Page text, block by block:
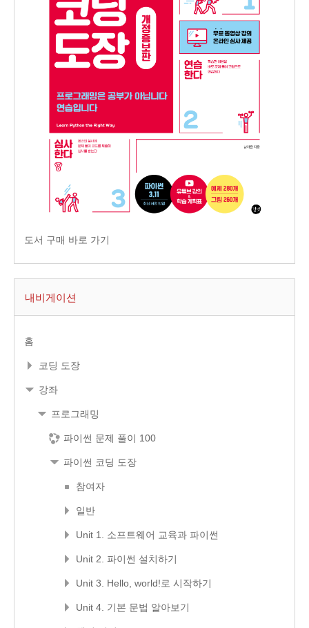
도서 구매 바로 가기
내비게이션
홈
코딩 도장
강좌
프로그래밍
파이썬 문제 풀이 100
파이썬 코딩 도장
참여자
일반
Unit 1. 소프트웨어 교육과 파이썬
Unit 2. 파이썬 설치하기
Unit 3. Hello, world!로 시작하기
Unit 4. 기본 문법 알아보기